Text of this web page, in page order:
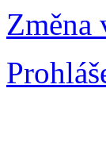
Změna